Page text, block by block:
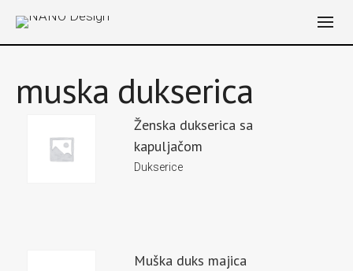
muska dukserica
Ženska dukserica sa
kapuljačom
Dukserice
Muška duks majica